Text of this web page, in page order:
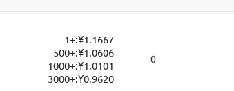
1+:¥1.1667
500+:¥1.0606
1000+:¥1.0101
3000+:¥0.9620
0